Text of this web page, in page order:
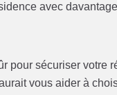
avec
pour sécuriser votre
vous aider à